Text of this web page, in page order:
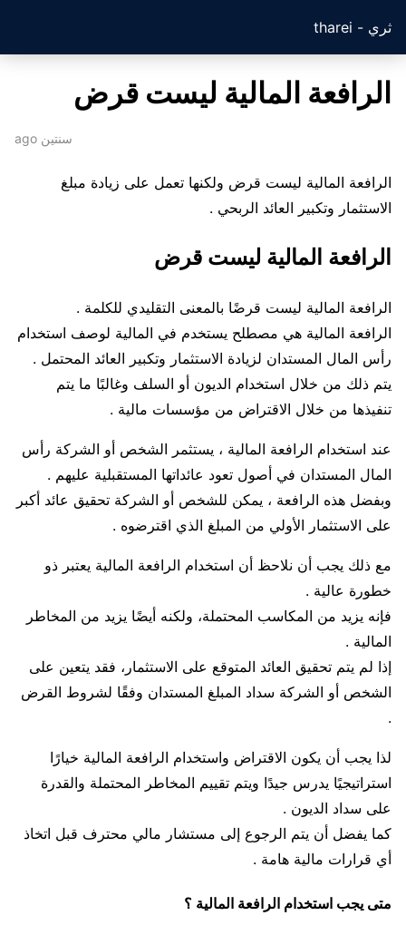
ثري - tharei
الرافعة المالية ليست قرض
سنتين ago
الرافعة المالية ليست قرض ولكنها تعمل على زيادة مبلغ
الاستثمار وتكبير العائد الربحي .
الرافعة المالية ليست قرض
الرافعة المالية ليست قرضًا بالمعنى التقليدي للكلمة .
الرافعة المالية هي مصطلح يستخدم في المالية لوصف استخدام
رأس المال المستدان لزيادة الاستثمار وتكبير العائد المحتمل .
يتم ذلك من خلال استخدام الديون أو السلف وغالبًا ما يتم
تنفيذها من خلال الاقتراض من مؤسسات مالية .
عند استخدام الرافعة المالية ، يستثمر الشخص أو الشركة رأس
المال المستدان في أصول تعود عائداتها المستقبلية عليهم .
وبفضل هذه الرافعة ، يمكن للشخص أو الشركة تحقيق عائد أكبر
على الاستثمار الأولي من المبلغ الذي اقترضوه .
مع ذلك يجب أن نلاحظ أن استخدام الرافعة المالية يعتبر ذو
خطورة عالية .
فإنه يزيد من المكاسب المحتملة، ولكنه أيضًا يزيد من المخاطر
المالية .
إذا لم يتم تحقيق العائد المتوقع على الاستثمار، فقد يتعين على
الشخص أو الشركة سداد المبلغ المستدان وفقًا لشروط القرض
.
لذا يجب أن يكون الاقتراض واستخدام الرافعة المالية خيارًا
استراتيجيًا يدرس جيدًا ويتم تقييم المخاطر المحتملة والقدرة
على سداد الديون .
كما يفضل أن يتم الرجوع إلى مستشار مالي محترف قبل اتخاذ
أي قرارات مالية هامة .
متى يجب استخدام الرافعة المالية ؟